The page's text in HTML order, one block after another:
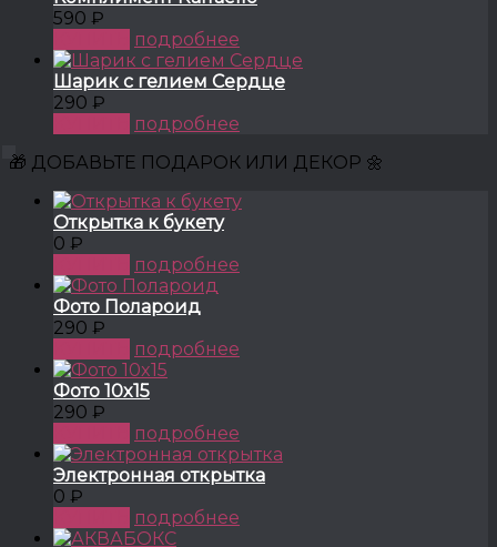
590 ₽
подробнее
Шарик с гелием Сердце
290 ₽
подробнее
🎁 ДОБАВЬТЕ ПОДАРОК ИЛИ ДЕКОР 🌼
Открытка к букету
0 ₽
подробнее
Фото Полароид
290 ₽
подробнее
Фото 10x15
290 ₽
подробнее
Электронная открытка
0 ₽
подробнее